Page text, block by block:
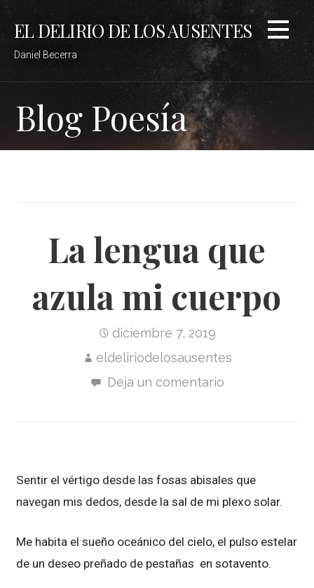
Saltar
contenido
EL DELIRIO DE LOS AUSENTES
Daniel Becerra
Blog Poesía
La lengua que
azula mi cuerpo
diciembre 7, 2019
eldeliriodelosausentes
Deja un comentario
Sentir el vértigo desde las fosas abisales que
navegan mis dedos, desde la sal de mi plexo solar.
Me habita el sueño oceánico del cielo, el pulso estelar
de un deseo preñado de pestañas en sotavento.